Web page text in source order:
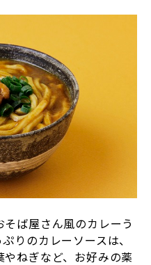
ば屋さん風のカレーう
りのカレーソースは、
ねぎなど、お好みの薬